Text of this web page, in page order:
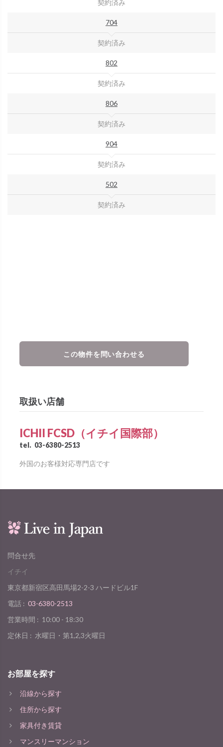
契約済み
704
契約済み
802
契約済み
806
契約済み
904
契約済み
502
契約済み
この物件を問い合わせる
取扱い店舗
ICHII FCSD（イチイ国際部）
tel. 03-6380-2513
外国のお客様対応専門店です
問合せ先
イチイ
東京都新宿区高田馬場2-2-3 ハードビル1F
電話 : 03-6380-2513
営業時間 : 10:00 - 18:30
定休日 : 水曜日・第1,2,3火曜日
お部屋を探す
沿線から探す
住所から探す
家具付き賃貸
マンスリーマンション